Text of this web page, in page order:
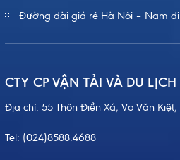
Đường dài giá rẻ Hà Nội – Nam
CTY CP VẬN TẢI VÀ DU
Địa chỉ: 55 Thôn Điền Xá, Võ Văn
Tel: (024)8588.4688